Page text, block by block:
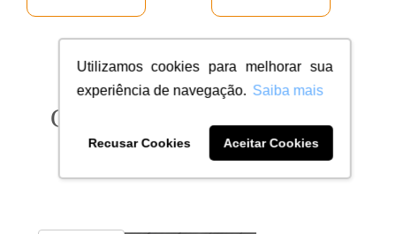
Utilizamos cookies para melhorar sua
experiência de navegação. Saiba mais
Recusar Cookies Aceitar Cookies
Confira milhares de clientes
dentro do seu segmento